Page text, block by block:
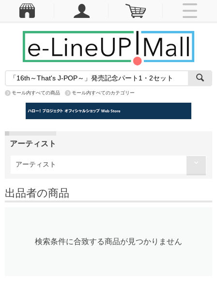
モール内すべての商品 モール内すべてのカテゴリー
アーティスト
アーティスト
出品者の商品
検索条件に合致する商品が見つかりません